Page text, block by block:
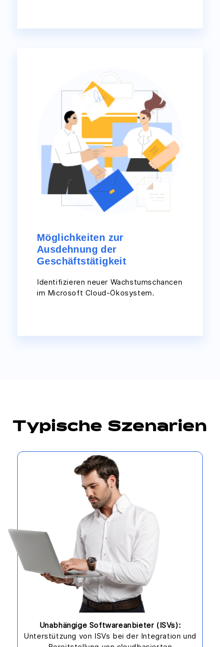
Möglichkeiten zur
Ausdehnung der
Geschäftstätigkeit
Identifizieren neuer Wachstumschancen
im Microsoft Cloud-Ökosystem.
Typische Szenarien
Unabhängige Softwareanbieter (ISVs):
Unterstützung von ISVs bei der Integration und